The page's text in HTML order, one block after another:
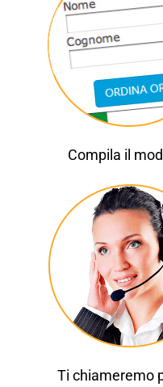
Compila il
Ti chiameremo